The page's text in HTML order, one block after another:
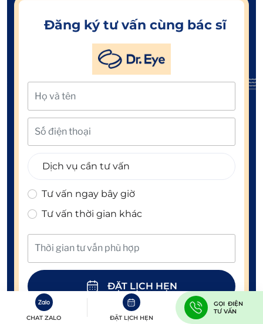
Đăng ký tư vấn cùng bác sĩ
Tư vấn ngay bây giờ
Tư vấn thời gian khác
ĐẶT LỊCH HẸN
ĐẶT LỊCH HẸN
GỌI ĐIỆN
TƯ VẤN
CHAT ZALO